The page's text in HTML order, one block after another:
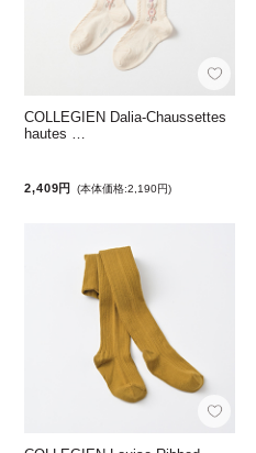
COLLEGIEN Dalia-Chaussettes
hautes …
2,409円 (本体価格:2,190円)